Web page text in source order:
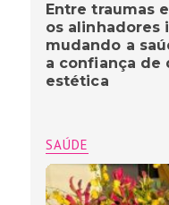
Entre traumas
os alinhadores
mudando a
a confiança de
estética
SAÚDE